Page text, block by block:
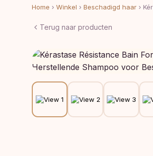
Home › Winkel › Beschadigd haar ›
Terug naar producten